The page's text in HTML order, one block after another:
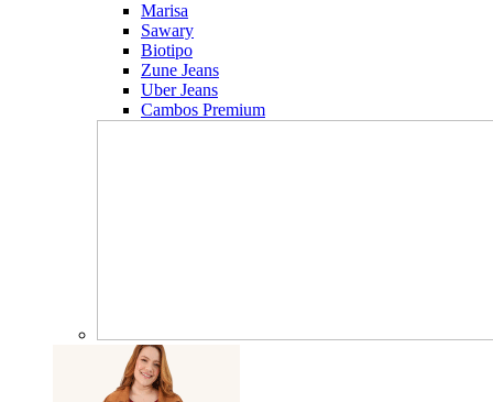
Marisa
Sawary
Biotipo
Zune Jeans
Uber Jeans
Cambos Premium